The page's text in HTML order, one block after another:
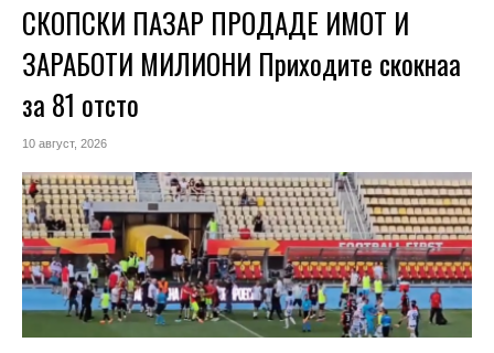
СКОПСКИ ПАЗАР ПРОДАДЕ ИМОТ И
ЗАРАБОТИ МИЛИОНИ Приходите скокнаа
за 81 отсто
10 август, 2026